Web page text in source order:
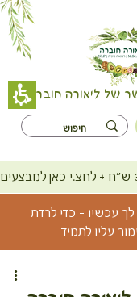
של ליאורה חוברה
לך עכשיו - כדי לרדת
עליו לתמיד